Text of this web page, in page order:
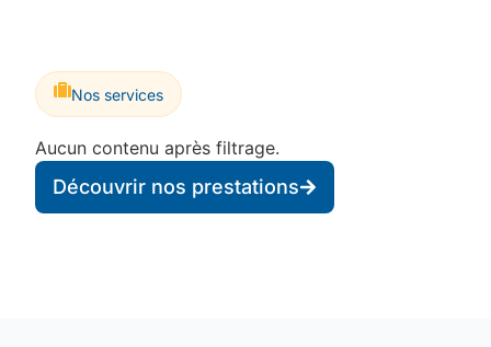
Nos services
Aucun contenu après filtrage.
Découvrir nos prestations